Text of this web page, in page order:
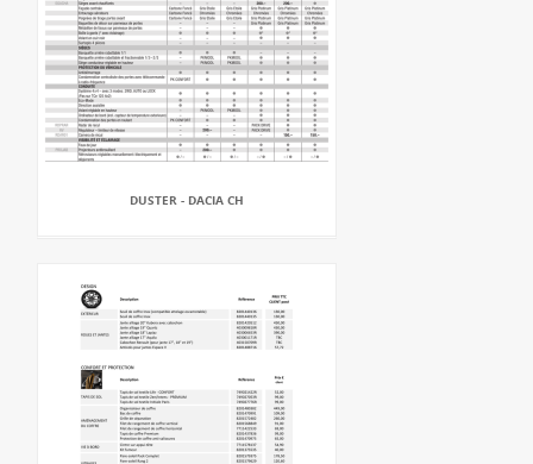
DUSTER - DACIA CH